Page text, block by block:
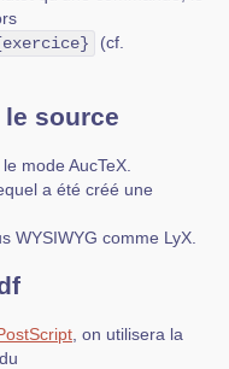
(cf.
source
mode AucTeX.
a été créé une
WYSIWYG comme LyX.
, on utilisera la